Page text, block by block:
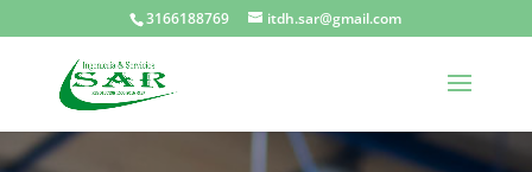
3166188769 itdh.sar@gmail.com